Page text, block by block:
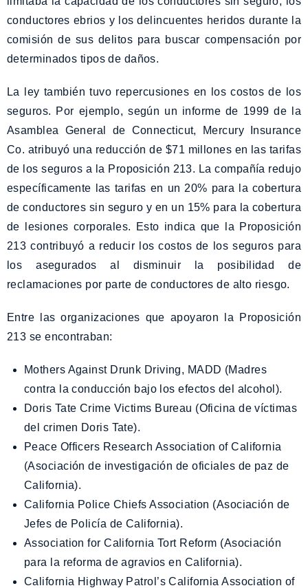
conductores ebrios y los delincuentes heridos durante la
comisión de sus delitos para buscar compensación por
determinados tipos de daños.
La ley también tuvo repercusiones en los costos de los
seguros. Por ejemplo, según un informe de 1999 de la
Asamblea General de Connecticut, Mercury Insurance
Co. atribuyó una reducción de $71 millones en las tarifas
de los seguros a la Proposición 213. La compañía redujo
específicamente las tarifas en un 20% para la cobertura
de conductores sin seguro y en un 15% para la cobertura
de lesiones corporales. Esto indica que la Proposición
213 contribuyó a reducir los costos de los seguros para
los asegurados al disminuir la posibilidad de
reclamaciones por parte de conductores de alto riesgo.
Entre las organizaciones que apoyaron la Proposición
213 se encontraban:
Mothers Against Drunk Driving, MADD (Madres
contra la conducción bajo los efectos del alcohol).
Doris Tate Crime Victims Bureau (Oficina de víctimas
del crimen Doris Tate).
Peace Officers Research Association of California
(Asociación de investigación de oficiales de paz de
California).
California Police Chiefs Association (Asociación de
Jefes de Policía de California).
Association for California Tort Reform (Asociación
para la reforma de agravios en California).
California Highway Patrol’s California Association of